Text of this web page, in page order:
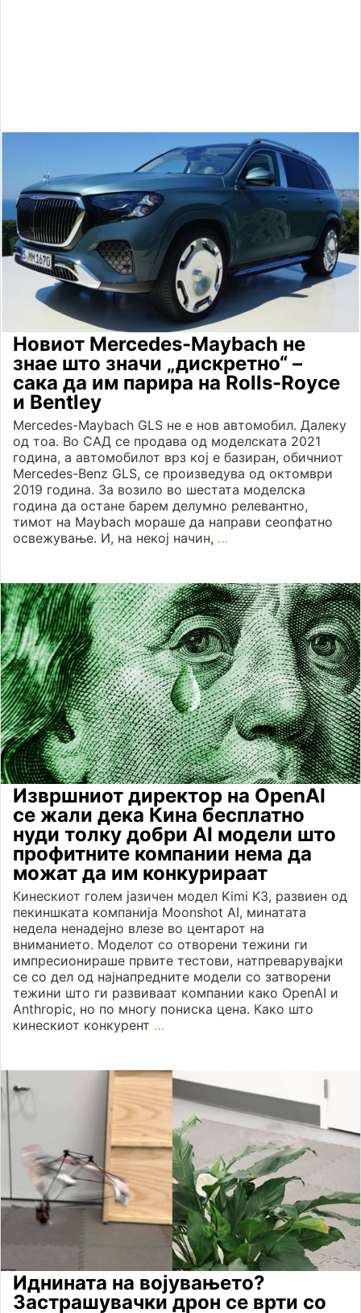
Новиот Mercedes-Maybach не
знае што значи „дискретно“ –
сака да им парира на Rolls-Royce
и Bentley
Mercedes-Maybach GLS не е нов автомобил. Далеку
од тоа. Во САД се продава од моделската 2021
година, а автомобилот врз кој е базиран, обичниот
Mercedes-Benz GLS, се произведува од октомври
2019 година. За возило во шестата моделска
година да остане барем делумно релевантно,
тимот на Maybach мораше да направи сеопфатно
освежување. И, на некој начин, …
Извршниот директор на OpenAI
се жали дека Кина бесплатно
нуди толку добри AI модели што
профитните компании нема да
можат да им конкурираат
Кинескиот голем јазичен модел Kimi K3, развиен од
пекиншката компанија Moonshot AI, минатата
недела ненадејно влезе во центарот на
вниманието. Моделот со отворени тежини ги
импресионираше првите тестови, натпреварувајки
се со дел од најнапредните модели со затворени
тежини што ги развиваат компании како OpenAI и
Anthropic, но по многу пониска цена. Како што
кинескиот конкурент …
Иднината на војувањето?
Застрашувачки дрон се врти со